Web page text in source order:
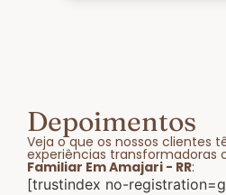
Depoimentos
Veja o que os nossos clientes
experiências transformadoras
Familiar Em Amajari - RR:
[trustindex no-